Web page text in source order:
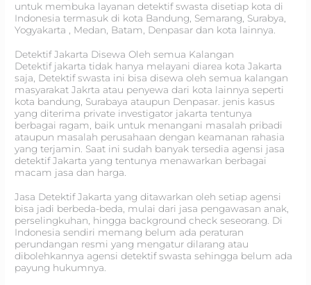
untuk membuka layanan detektif swasta disetiap kota di
Indonesia termasuk di kota Bandung, Semarang, Surabya,
Yogyakarta , Medan, Batam, Denpasar dan kota lainnya.
Detektif Jakarta Disewa Oleh semua Kalangan
Detektif jakarta tidak hanya melayani diarea kota Jakarta
saja, Detektif swasta ini bisa disewa oleh semua kalangan
masyarakat Jakrta atau penyewa dari kota lainnya seperti
kota bandung, Surabaya ataupun Denpasar. jenis kasus
yang diterima private investigator jakarta tentunya
berbagai ragam, baik untuk menangani masalah pribadi
ataupun masalah perusahaan dengan keamanan rahasia
yang terjamin. Saat ini sudah banyak tersedia agensi jasa
detektif Jakarta yang tentunya menawarkan berbagai
macam jasa dan harga.
Jasa Detektif Jakarta yang ditawarkan oleh setiap agensi
bisa jadi berbeda-beda, mulai dari jasa pengawasan anak,
perselingkuhan, hingga background check seseorang. Di
Indonesia sendiri memang belum ada peraturan
perundangan resmi yang mengatur dilarang atau
dibolehkannya agensi detektif swasta sehingga belum ada
payung hukumnya.